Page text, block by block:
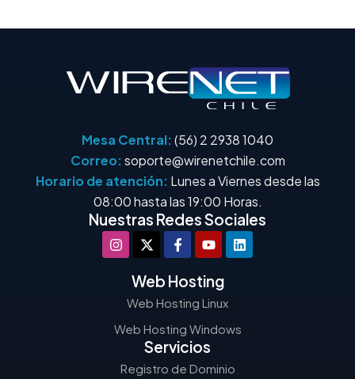
Mesa Central:(56) 2 2938 1040
Correo:soporte@wirenetchile.com
Horario de atención: Lunes a Viernes desde las
08:00 hasta las 19:00 Horas.
Nuestras Redes Sociales
Web Hosting
Web Hosting Linux
Web Hosting Windows
Servicios
Registro de Dominio